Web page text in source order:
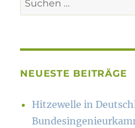
nach:
NEUESTE BEITRÄGE
Hitzewelle in